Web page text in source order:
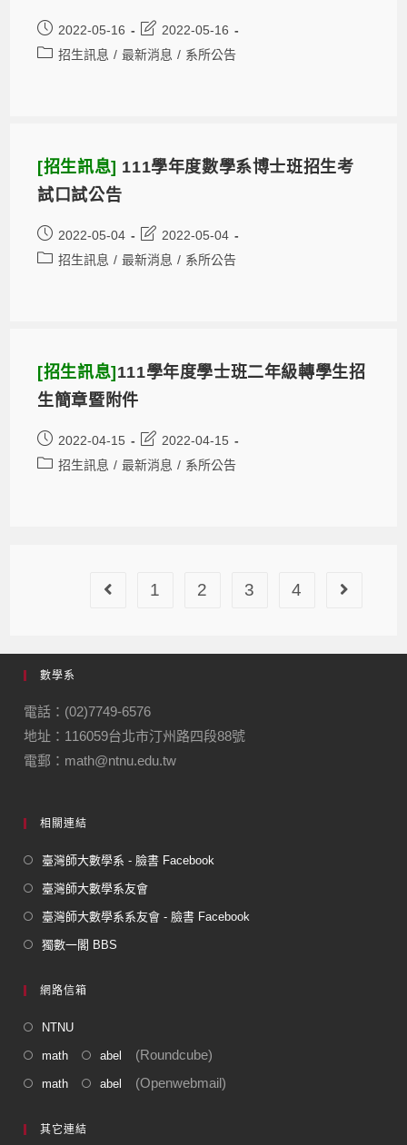
2022-05-16
2022-05-16
招生訊息 / 最新消息 / 系所公告
[招生訊息] 111學年度數學系博士班招生考
試口試公告
2022-05-04
2022-05-04
招生訊息 / 最新消息 / 系所公告
[招生訊息]111學年度學士班二年級轉學生招
生簡章暨附件
2022-04-15
2022-04-15
招生訊息 / 最新消息 / 系所公告
1 2 3 4
數學系
電話：(02)7749-6576
地址：116059台北市汀州路四段88號
電郵：math@ntnu.edu.tw
相關連結
臺灣師大數學系 - 臉書 Facebook
臺灣師大數學系友會
臺灣師大數學系系友會 - 臉書 Facebook
獨數一閣 BBS
網路信箱
NTNU
math abel (Roundcube)
math abel (Openwebmail)
其它連結